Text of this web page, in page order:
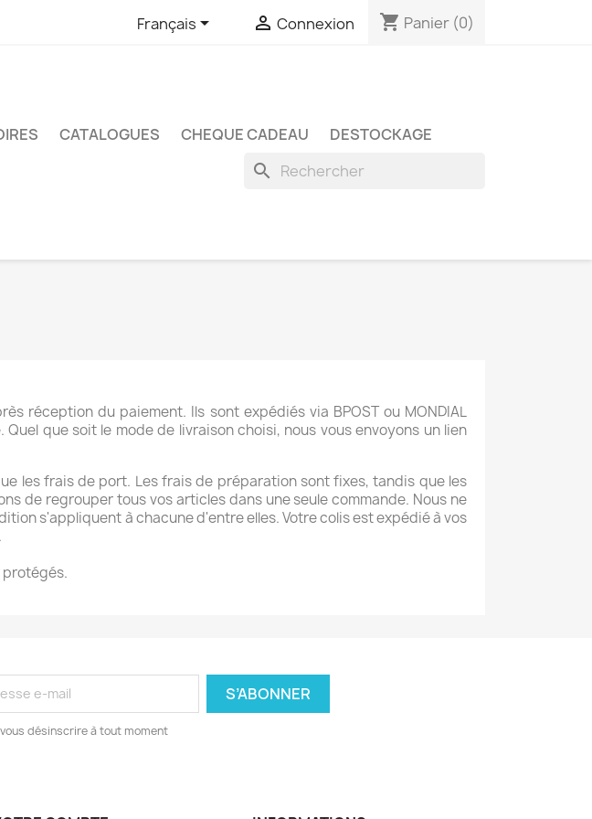
Français  Connexion shopping_cart Panier (0)
CATALOGUES CHEQUE CADEAU DESTOCKAGE
search
réception du paiement. Ils sont expédiés via BPOST ou MONDIAL
que soit le mode de livraison choisi, nous vous envoyons un lien
les frais de port. Les frais de préparation sont fixes, tandis que les
de regrouper tous vos articles dans une seule commande. Nous ne
s'appliquent à chacune d'entre elles. Votre colis est expédié à vos
désinscrire à tout moment